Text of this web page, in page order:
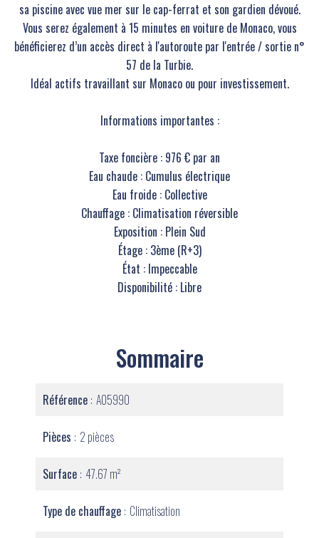
sa piscine avec vue mer sur le cap-ferrat et son gardien dévoué.
Vous serez également à 15 minutes en voiture de Monaco, vous
bénéficierez d’un accès direct à l'autoroute par l'entrée / sortie n°
57 de la Turbie.
Idéal actifs travaillant sur Monaco ou pour investissement.
Informations importantes :
Taxe foncière : 976 € par an
Eau chaude : Cumulus électrique
Eau froide : Collective
Chauffage : Climatisation réversible
Exposition : Plein Sud
Étage : 3ème (R+3)
État : Impeccable
Disponibilité : Libre
Sommaire
Référence A05990
Pièces 2 pièces
Surface 47.67 m²
Type de chauffage Climatisation